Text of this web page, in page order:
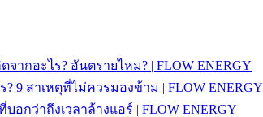
จากอะไร? อันตรายไหม? | FLOW ENERGY
9 สาเหตุที่ไม่ควรมองข้าม | FLOW ENERGY
กว่าถึงเวลาล้างแอร์ | FLOW ENERGY